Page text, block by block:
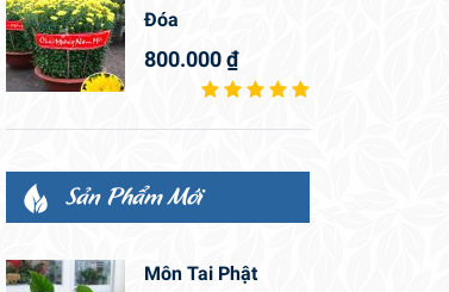
Đóa
800.000₫
Sản Phẩm Mới
Môn Tai Phật